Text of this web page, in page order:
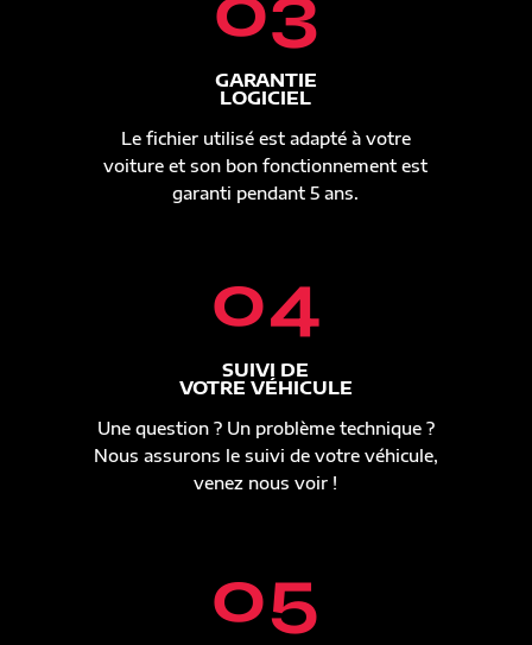
GARANTIE
LOGICIEL
Le fichier utilisé est adapté à votre
voiture et son bon fonctionnement est
garanti pendant 5 ans.
04
SUIVI DE
VOTRE VÉHICULE
Une question ? Un problème technique ?
Nous assurons le suivi de votre véhicule,
venez nous voir !
05